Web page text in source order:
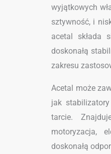
wyjątkowych
sztywność, i
acetal składa
doskonałą
zakresu
Acetal może
jak
tarcie.
motoryzacja,
doskonałą